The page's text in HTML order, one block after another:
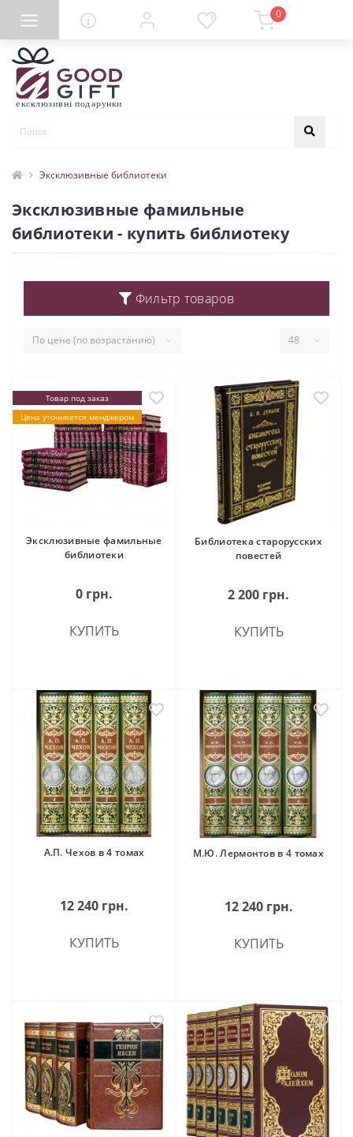
0
Эксклюзивные библиотеки
Эксклюзивные фамильные
библиотеки - купить библиотеку
Фильтр товаров
Товар под заказ
Цена уточняется менджером
Эксклюзивные фамильные
библиотеки
0 грн.
КУПИТЬ
Библиотека старорусских
повестей
2 200 грн.
КУПИТЬ
А.П. Чехов в 4 томах
12 240 грн.
КУПИТЬ
М.Ю. Лермонтов в 4 томах
12 240 грн.
КУПИТЬ